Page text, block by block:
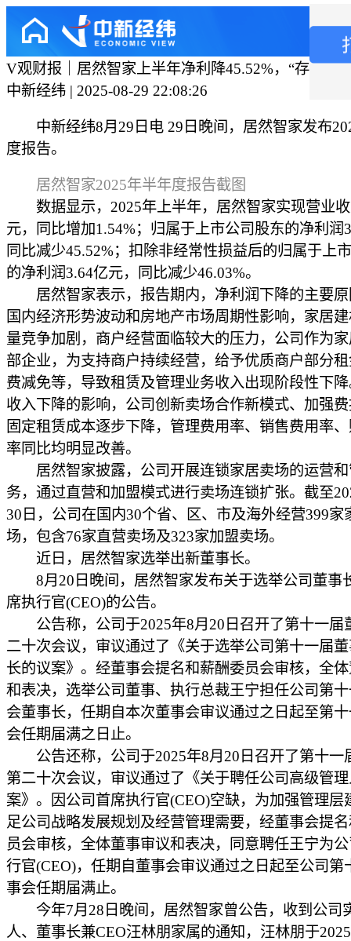
V观财报｜居然智家上半年净利降45.52%，“存量竞
中新经纬 | 2025-08-29 22:08:26
中新经纬8月29日电 29日晚间，居然智家发布
度报告。
居然智家2025年半年度报告截图
数据显示，2025年上半年，居然智家实现营业收
元，同比增加1.54%；归属于上市公司股东的净利润
同比减少45.52%；扣除非经常性损益后的归属于上
的净利润3.64亿元，同比减少46.03%。
居然智家表示，报告期内，净利润下降的主要原
国内经济形势波动和房地产市场周期性影响，家居
量竞争加剧，商户经营面临较大的压力，公司作为
部企业，为支持商户持续经营，给予优质商户部分
费减免等，导致租赁及管理业务收入出现阶段性下
收入下降的影响，公司创新卖场合作新模式、加强
固定租赁成本逐步下降，管理费用率、销售费用率
率同比均明显改善。
居然智家披露，公司开展连锁家居卖场的运营和
务，通过直营和加盟模式进行卖场连锁扩张。截至
30日，公司在国内30个省、区、市及海外经营399家
场，包含76家直营卖场及323家加盟卖场。
近日，居然智家选举出新董事长。
8月20日晚间，居然智家发布关于选举公司董事
席执行官(CEO)的公告。
公告称，公司于2025年8月20日召开了第十一届
二十次会议，审议通过了《关于选举公司第十一届
长的议案》。经董事会提名和薪酬委员会审核，全
和表决，选举公司董事、执行总裁王宁担任公司第
会董事长，任期自本次董事会审议通过之日起至第
会任期届满之日止。
公告还称，公司于2025年8月20日召开了第十一
第二十次会议，审议通过了《关于聘任公司高级管
案》。因公司首席执行官(CEO)空缺，为加强管理层
足公司战略发展规划及经营管理需要，经董事会提
员会审核，全体董事审议和表决，同意聘任王宁为
行官(CEO)，任期自董事会审议通过之日起至公司第
事会任期届满止。
今年7月28日晚间，居然智家曾公告，收到公司
人、董事长兼CEO汪林朋家属的通知，汪林朋于